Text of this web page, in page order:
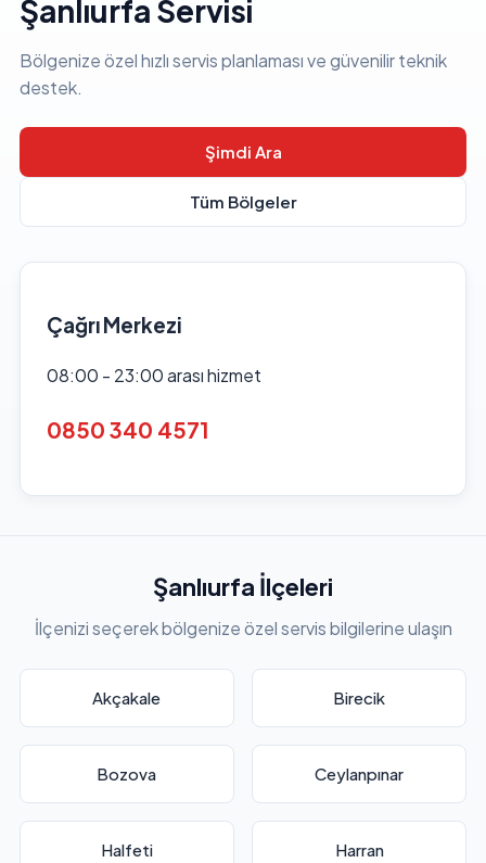
Şanlıurfa Servisi
Bölgenize özel hızlı servis planlaması ve güvenilir teknik
destek.
Şimdi Ara
Tüm Bölgeler
Çağrı Merkezi
08:00 - 23:00 arası hizmet
0850 340 4571
Şanlıurfa İlçeleri
İlçenizi seçerek bölgenize özel servis bilgilerine ulaşın
Akçakale Birecik
Bozova Ceylanpınar
Halfeti Harran